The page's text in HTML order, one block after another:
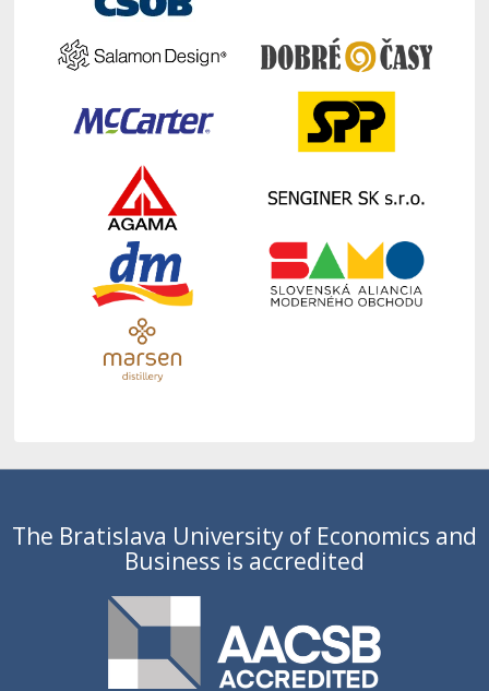
The Bratislava University of Economics and
Business is accredited